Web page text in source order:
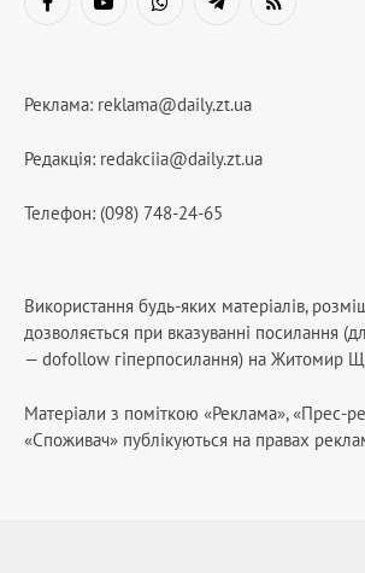
FacebookYouTubeWhatsAppTelegramRSS
Реклама: reklama@daily.zt.ua
Редакція: redakciia@daily.zt.ua
Телефон: (098) 748-24-65
Використання будь-яких матеріалів,
дозволяється при вказуванні посилання
— dofollow гіперпосилання) на Житомир
Матеріали з поміткою «Реклама», «Прес-
«Споживач» публікуються на правах